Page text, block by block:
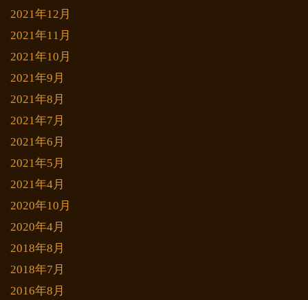
2021年12月
2021年11月
2021年10月
2021年9月
2021年8月
2021年7月
2021年6月
2021年5月
2021年4月
2020年10月
2020年4月
2018年8月
2018年7月
2016年8月